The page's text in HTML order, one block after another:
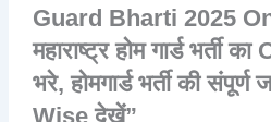
Guard Bharti 2025
महाराष्ट्र होम गार्ड भर्ती
भरे, होमगार्ड भर्ती की
Wise देखें”